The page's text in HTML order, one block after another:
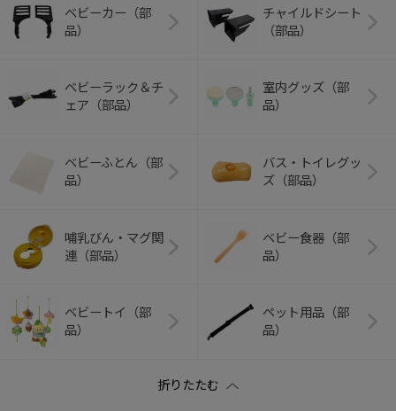
ベビーカー（部
品）
チャイルドシート
（部品）
ベビーラック＆チ
ェア（部品）
室内グッズ（部
品）
ベビーふとん（部
品）
バス・トイレグッ
ズ（部品）
哺乳びん・マグ関
連（部品）
ベビー食器（部
品）
ベビートイ（部
品）
ペット用品（部
品）